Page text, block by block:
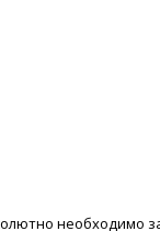
необходимо